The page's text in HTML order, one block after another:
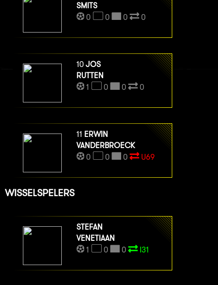
SMITS
0
0 0 0
10 JOS
RUTTEN
1
0 0 0
11 ERWIN
VANDERBROECK
0
0 0 U69
WISSELSPELERS
STEFAN
VENETIAAN
1
0 0 I31